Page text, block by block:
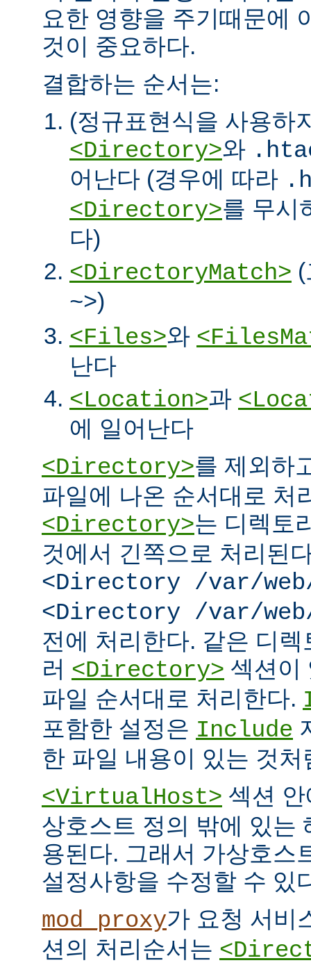
요한 영향을 주기때문에
것이 중요하다.
결합하는 순서는:
(정규표현식을 사용하
<Directory>와
어난다 (경우에 따라
<Directory>를 무시
다)
<DirectoryMatch>
~>)
<Files>와
난다
<Location>과
에 일어난다
<Directory>를 제외하
파일에 나온 순서대로 처
<Directory>는 디렉토
것에서 긴쪽으로 처리된
<Directory /var/
<Directory /var/
전에 처리한다. 같은 디
러 <Directory> 섹션이
파일 순서대로 처리한다.
포함한 설정은 Include
한 파일 내용이 있는 것처
<VirtualHost> 섹션
상호스트 정의 밖에 있는
용된다. 그래서 가상호스
설정사항을 수정할 수 있
mod_proxy가 요청 서비
션의 처리순서는